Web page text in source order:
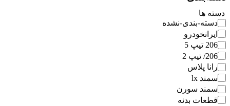
دسته ها
دسته-بندی-نشده
ایرانخودرو
206 تیپ 5
206/ تیپ 2
رانا پلاس
سمند lx
سمند سورن
قطعات بدنه